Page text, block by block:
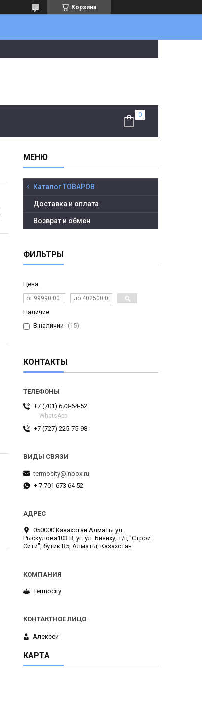
Корзина
Каталог ТОВАРОВ
Доставка и оплата
Возврат и обмен
ФИЛЬТРЫ
Цена
Наличие
В наличии
15
КОНТАКТЫ
+7 (701) 673-64-52
WhatsApp
+7 (727) 225-75-98
termocity@inbox.ru
+ 7 701 673 64 52
050000 Казахстан Алматы ул.
Рыскулова103 В, уг. ул. Биянху, т/ц "Строй
Сити", бутик В5, Алматы, Казахстан
Termocity
Алексей
КАРТА